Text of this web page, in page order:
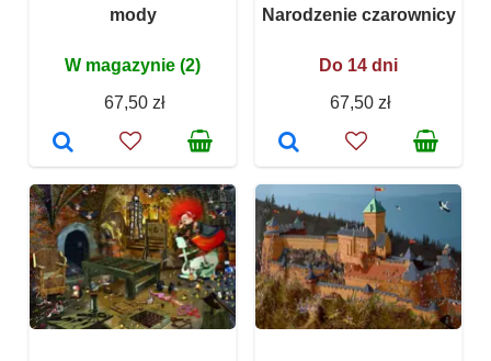
mody
W magazynie (2)
67,50 zł
Narodzenie czarownicy
Do 14 dni
67,50 zł